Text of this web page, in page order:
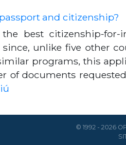
and citizenship?
best citizenship-for-
unlike five other
programs, this
of documents
© 1992 - 2026